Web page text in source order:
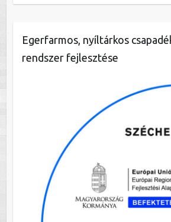
Egerfarmos, nyíltárkos
rendszer fejlesztése